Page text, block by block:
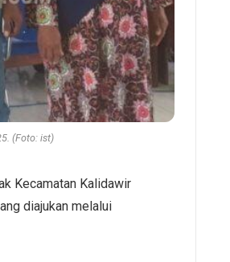
(Foto: ist)
Kecamatan Kalidawir
diajukan melalui